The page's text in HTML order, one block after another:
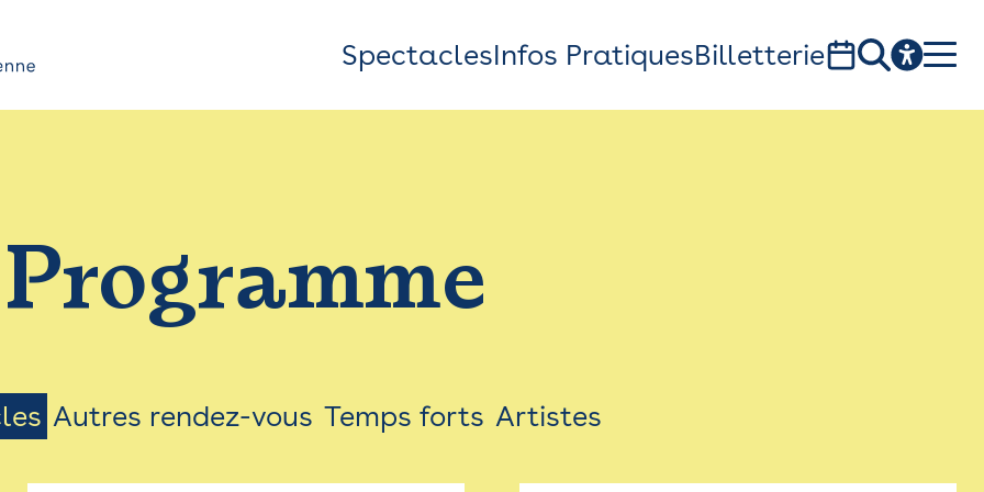
Top
Bar
Menu
SpectaclesInfos PratiquesBilletterie
1, av. du Chateau d'eau - 31300 Toulouse
Programme
Autres rendez-vous Temps forts Artistes